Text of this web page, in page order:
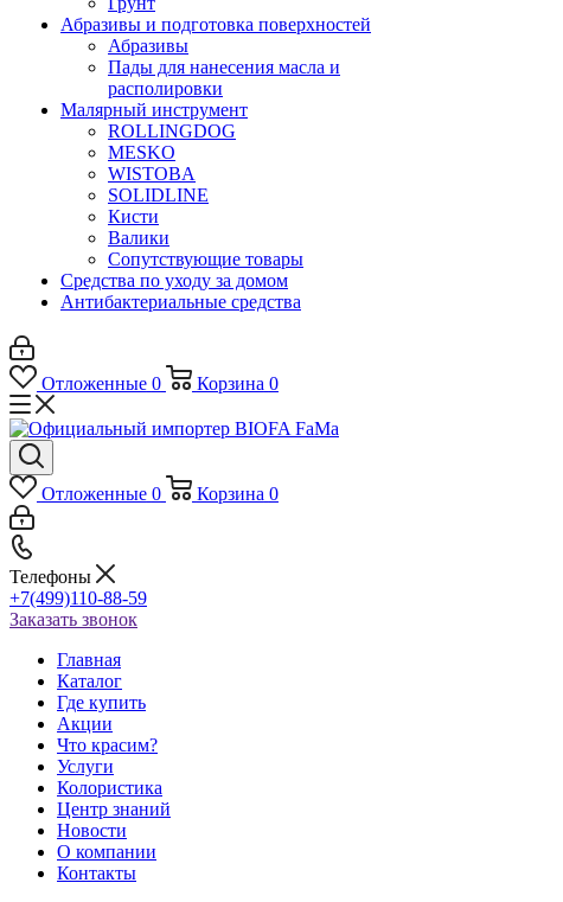
Абразивы и подготовка поверхностей
Абразивы
Пады для нанесения масла и
располировки
Малярный инструмент
ROLLINGDOG
MESKO
WISTOBA
SOLIDLINE
Кисти
Валики
Сопутствующие товары
Средства по уходу за домом
Антибактериальные средства
Отложенные 0 Корзина 0
Отложенные 0 Корзина 0
Телефоны
+7(499)110-88-59
Заказать звонок
Главная
Каталог
Где купить
Акции
Что красим?
Услуги
Колористика
Центр знаний
Новости
О компании
Контакты